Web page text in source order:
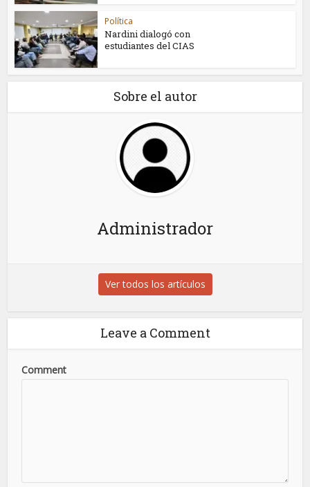
Política
Nardini dialogó con
estudiantes del CIAS
Sobre el autor
Administrador
Ver todos los artículos
Leave a Comment
Comment